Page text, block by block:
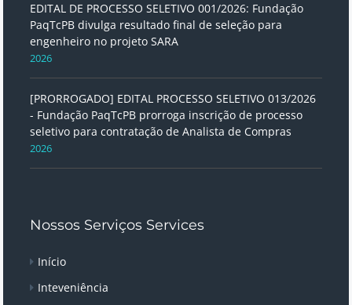
EDITAL DE PROCESSO SELETIVO 001/2026: Fundação
PaqTcPB divulga resultado final de seleção para
engenheiro no projeto SARA
2026
[PRORROGADO] EDITAL PROCESSO SELETIVO 013/2026
- Fundação PaqTcPB prorroga inscrição de processo
seletivo para contratação de Analista de Compras
2026
Nossos Serviços Services
Início
Inteveniência